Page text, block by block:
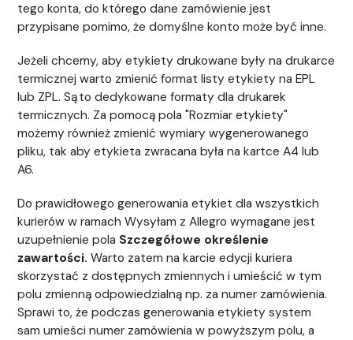
tego konta, do którego dane zamówienie jest
przypisane pomimo, że domyślne konto może być inne.
Jeżeli chcemy, aby etykiety drukowane były na drukarce
termicznej warto zmienić format listy etykiety na EPL
lub ZPL. Są to dedykowane formaty dla drukarek
termicznych. Za pomocą pola "Rozmiar etykiety"
możemy również zmienić wymiary wygenerowanego
pliku, tak aby etykieta zwracana była na kartce A4 lub
A6.
Do prawidłowego generowania etykiet dla wszystkich
kurierów w ramach Wysyłam z Allegro wymagane jest
uzupełnienie pola Szczegółowe określenie
zawartości.Warto zatem na karcie edycji kuriera
skorzystać z dostępnych zmiennych i umieścić w tym
polu zmienną odpowiedzialną np. za numer zamówienia.
Sprawi to, że podczas generowania etykiety system
sam umieści numer zamówienia w powyższym polu, a